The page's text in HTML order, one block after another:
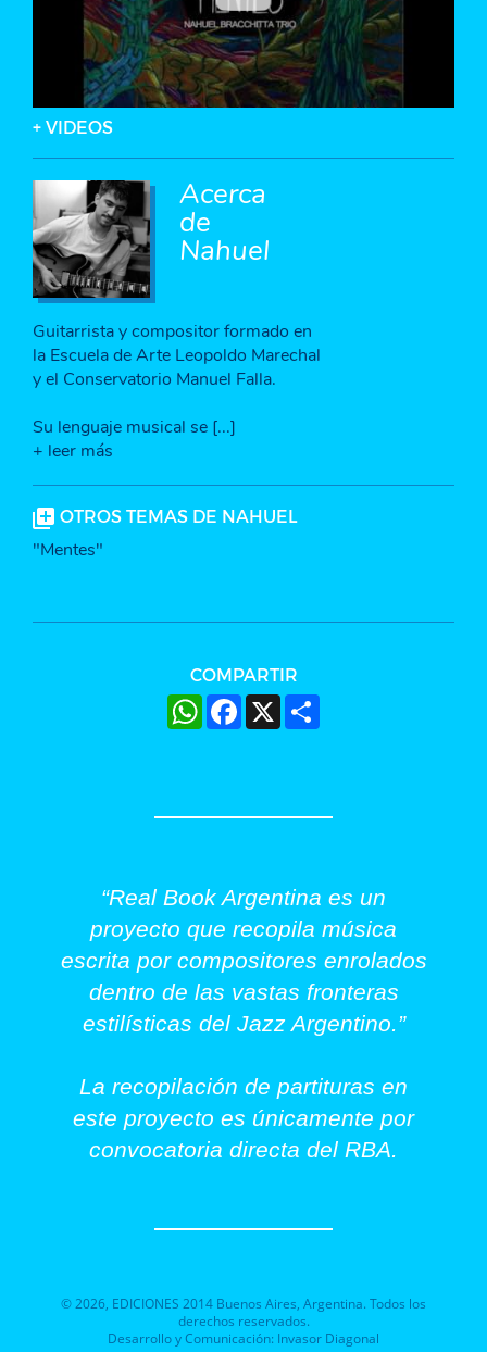
+ VIDEOS
Acerca
de
Nahuel
Guitarrista y compositor formado en
la Escuela de Arte Leopoldo Marechal
y el Conservatorio Manuel Falla.
Su lenguaje musical se [...]
+ leer más
OTROS TEMAS DE NAHUEL
"Mentes"
COMPARTIR
WhatsAppFacebook
X
“Real Book Argentina es un
proyecto que recopila música
escrita por compositores enrolados
dentro de las vastas fronteras
estilísticas del Jazz Argentino.”
La recopilación de partituras en
este proyecto es únicamente por
convocatoria directa del RBA.
©2026, EDICIONES 2014 Buenos Aires, Argentina. Todos los
derechos reservados.
Desarrollo y Comunicación: Invasor Diagonal